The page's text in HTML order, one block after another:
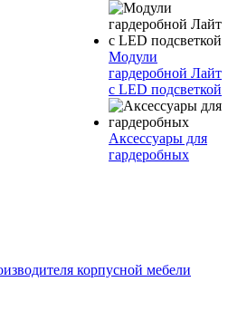
Модули
гардеробной Лайт
с LED подсветкой
Аксессуары для
гардеробных